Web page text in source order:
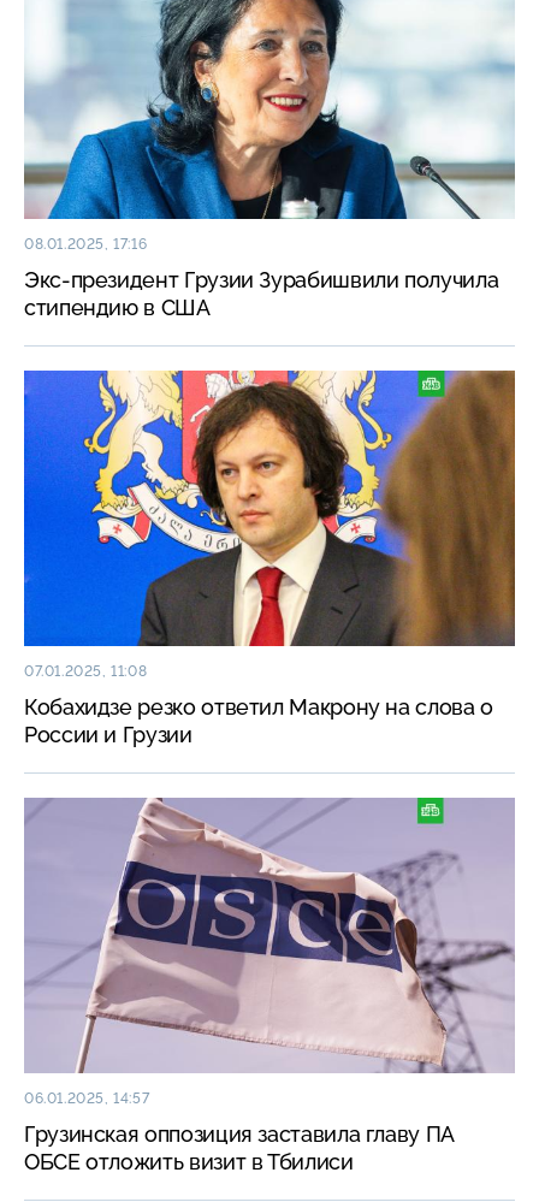
08.01.2025, 17:16
Экс-президент Грузии Зурабишвили получила
стипендию в США
07.01.2025, 11:08
Кобахидзе резко ответил Макрону на слова о
России и Грузии
06.01.2025, 14:57
Грузинская оппозиция заставила главу ПА
ОБСЕ отложить визит в Тбилиси